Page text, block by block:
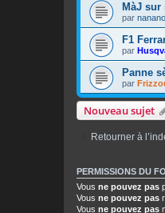
MàJ
par
F1
par
Panne
par
Nouveau sujet
Retourner à
PERMISSIONS DU
Vous ne pouvez pas
Vous ne pouvez pas
Vous ne pouvez pas